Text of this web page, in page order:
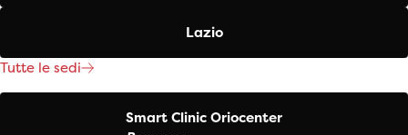
Lazio
Tutte le sedi
Smart Clinic Oriocenter